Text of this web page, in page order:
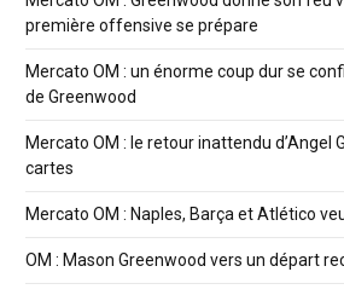
première offensive se prépare
Mercato OM : un énorme coup dur se
de Greenwood
Mercato OM : le retour inattendu d’Angel
cartes
Mercato OM : Naples, Barça et Atlético
OM : Mason Greenwood vers un départ